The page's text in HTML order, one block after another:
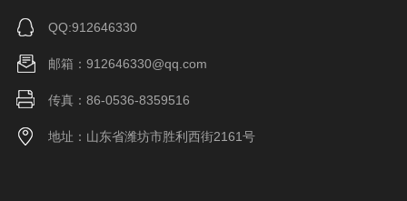
QQ:912646330
邮箱：912646330@qq.com
传真：86-0536-8359516
地址：山东省潍坊市胜利西街2161号